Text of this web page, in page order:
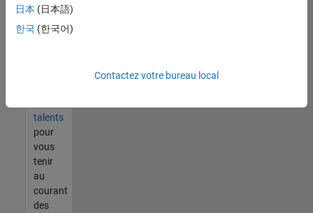
corresponde
à vos
talents
pour
vous
tenir
au
courant
des
日本 (日本語)
한국 (한국어)
Contactez votre bureau local